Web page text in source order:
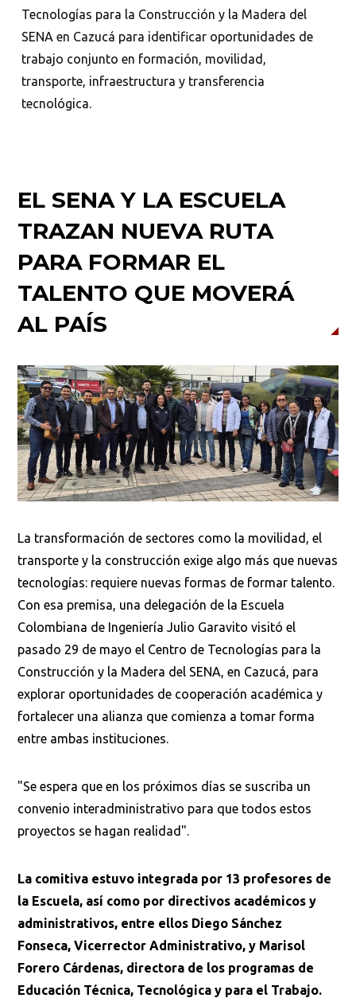
Tecnologías para la Construcción y la Madera del
SENA en Cazucá para identificar oportunidades de
trabajo conjunto en formación, movilidad,
transporte, infraestructura y transferencia
tecnológica.
EL SENA Y LA ESCUELA
TRAZAN NUEVA RUTA
PARA FORMAR EL
TALENTO QUE MOVERÁ
AL PAÍS
La transformación de sectores como la movilidad, el
transporte y la construcción exige algo más que nuevas
tecnologías: requiere nuevas formas de formar talento.
Con esa premisa, una delegación de la Escuela
Colombiana de Ingeniería Julio Garavito visitó el
pasado 29 de mayo el Centro de Tecnologías para la
Construcción y la Madera del SENA, en Cazucá, para
explorar oportunidades de cooperación académica y
fortalecer una alianza que comienza a tomar forma
entre ambas instituciones.
"Se espera que en los próximos días se suscriba un
convenio interadministrativo para que todos estos
proyectos se hagan realidad".
La comitiva estuvo integrada por 13 profesores de
la Escuela, así como por directivos académicos y
administrativos, entre ellos Diego Sánchez
Fonseca, Vicerrector Administrativo, y Marisol
Forero Cárdenas, directora de los programas de
Educación Técnica, Tecnológica y para el Trabajo.